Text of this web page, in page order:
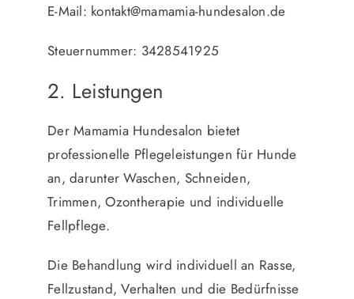
E-Mail: kontakt@mamamia-hundesalon.de
Steuernummer: 3428541925
2. Leistungen
Der Mamamia Hundesalon bietet
professionelle Pflegeleistungen für Hunde
an, darunter Waschen, Schneiden,
Trimmen, Ozontherapie und individuelle
Fellpflege.
Die Behandlung wird individuell an Rasse,
Fellzustand, Verhalten und die Bedürfnisse